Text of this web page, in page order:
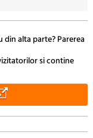
alta parte? Parerea
si contine